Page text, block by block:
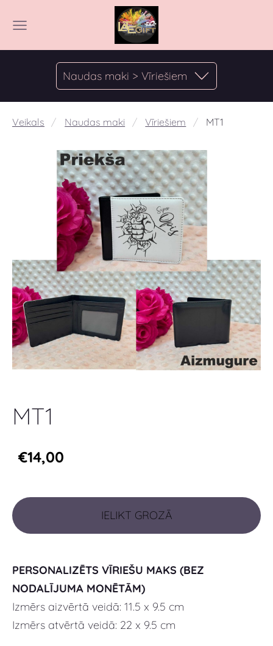
Naudas maki > Vīriešiem
Veikals Naudas maki Vīriešiem MT1
MT1
€14,00
IELIKT GROZĀ
PERSONALIZĒTS VĪRIEŠU MAKS (BEZ
NODALĪJUMA MONĒTĀM)
Izmērs aizvērtā veidā: 11.5 x 9.5 cm
Izmērs atvērtā veidā: 22 x 9.5 cm